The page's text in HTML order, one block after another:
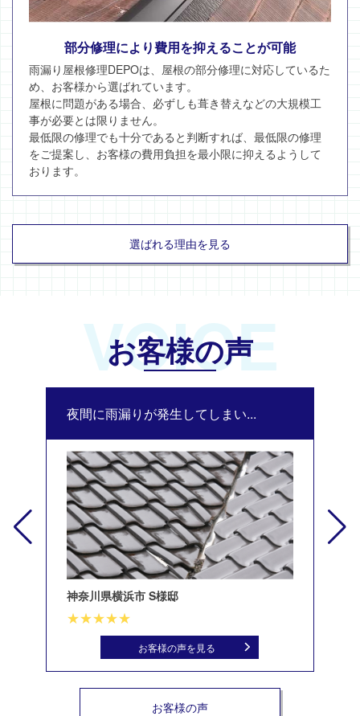
部分修理により費用を抑えることが可能
雨漏り屋根修理DEPOは、屋根の部分修理に対応しているた
め、お客様から選ばれています。
屋根に問題がある場合、必ずしも葺き替えなどの大規模工
事が必要とは限りません。
最低限の修理でも十分であると判断すれば、最低限の修理
をご提案し、お客様の費用負担を最小限に抑えるようして
おります。
選ばれる理由を見る
VOICE
お客様の声
夜間に雨漏りが発生してしまい...
神奈川県横浜市 S様邸
お客様の声を見る
お客様の声